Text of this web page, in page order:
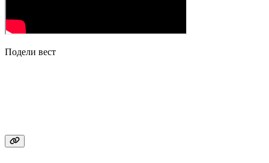
Подели вест